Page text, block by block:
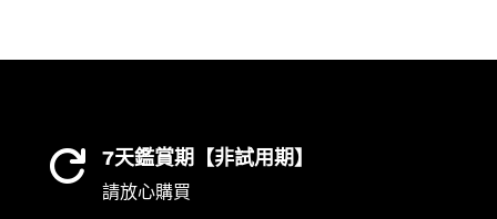
 7天鑑賞期【非試用期】
請放心購買